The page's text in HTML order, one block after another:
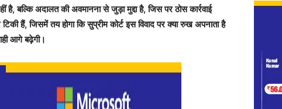
बल्कि अदालत की अवमानना से जुड़ा मुद्दा है, जिस पर ठोस कार्रवाई
हैं, जिसमें तय होगा कि सुप्रीम कोर्ट इस विवाद पर क्या रुख अपनाता है
आगे बढ़ेगी।